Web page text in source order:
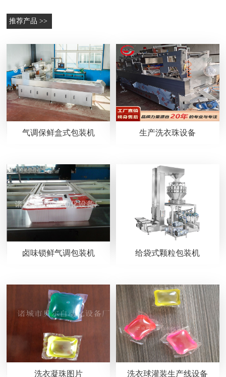
推荐产品 >>
气调保鲜盒式包装机 生产洗衣珠设备
卤味锁鲜气调包装机 给袋式颗粒包装机
洗衣凝珠图片 洗衣球灌装生产线设备